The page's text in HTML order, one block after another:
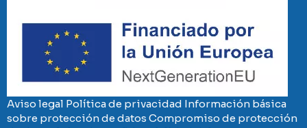
Aviso legal Política de privacidad Información básica
sobre protección de datos Compromiso de protección